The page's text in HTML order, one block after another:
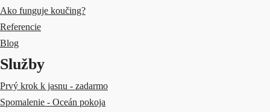
Ako funguje koučing?
Referencie
Blog
Služby
Prvý krok k jasnu - zadarmo
Spomalenie - Oceán pokoja